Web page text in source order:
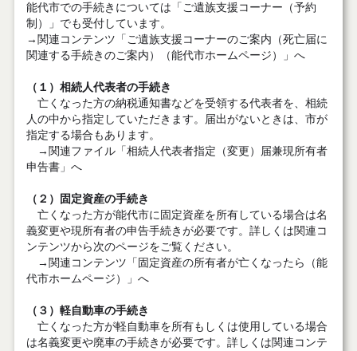
能代市での手続きについては「ご遺族支援コーナー（予約
制）」でも受付しています。
→関連コンテンツ「ご遺族支援コーナーのご案内（死亡届に
関連する手続きのご案内）（能代市ホームページ）」へ
（１）相続人代表者の手続き
亡くなった方の納税通知書などを受領する代表者を、相続
人の中から指定していただきます。届出がないときは、市が
指定する場合もあります。
→関連ファイル「相続人代表者指定（変更）届兼現所有者
申告書」へ
（２）固定資産の手続き
亡くなった方が能代市に固定資産を所有している場合は名
義変更や現所有者の申告手続きが必要です。詳しくは関連コ
ンテンツから次のページをご覧ください。
→関連コンテンツ「固定資産の所有者が亡くなったら（能
代市ホームページ）」へ
（３）軽自動車の手続き
亡くなった方が軽自動車を所有もしくは使用している場合
は名義変更や廃車の手続きが必要です。詳しくは関連コンテ